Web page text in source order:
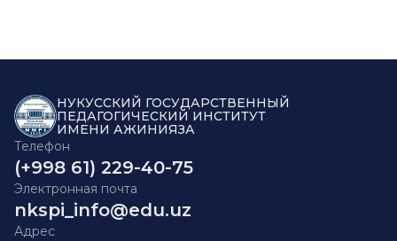
НУКУССКИЙ ГОСУДАРСТВЕННЫЙ
ПЕДАГОГИЧЕСКИЙ ИНСТИТУТ
ИМЕНИ АЖИНИЯЗА
Телефон
(+998 61) 229-40-75
Электронная почта
nkspi_info@edu.uz
Адрес